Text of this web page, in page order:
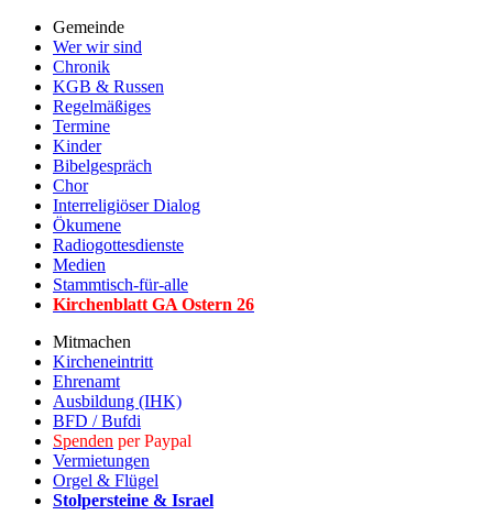
Gemeinde
Wer wir sind
Chronik
KGB & Russen
Regelmäßiges
Termine
Kinder
Bibelgespräch
Chor
Interreligiöser Dialog
Ökumene
Radiogottesdienste
Medien
Stammtisch-für-alle
Kirchenblatt GA Ostern 26
Mitmachen
Kircheneintritt
Ehrenamt
Ausbildung (IHK)
BFD / Bufdi
Spenden per Paypal
Vermietungen
Orgel & Flügel
Stolpersteine & Israel